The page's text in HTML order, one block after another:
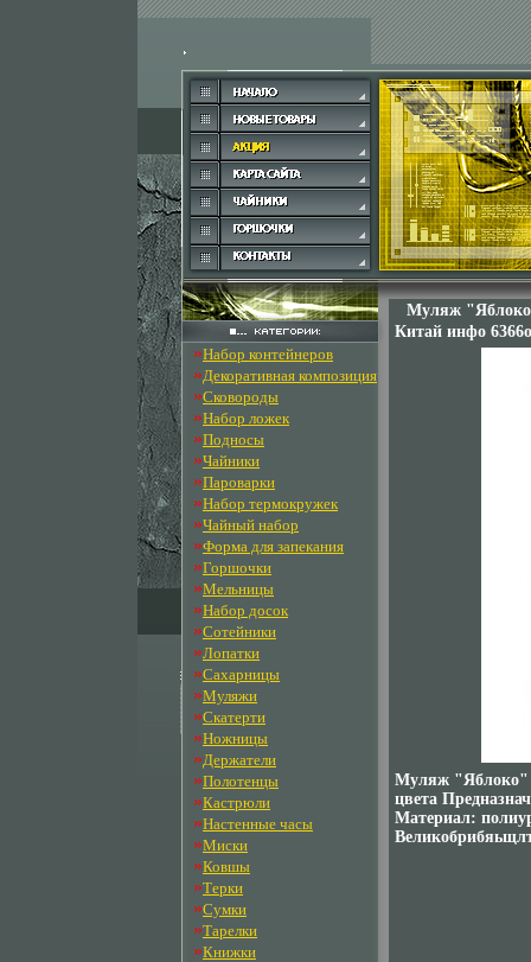
»Набор контейнеров
»Декоративная композиция
»Сковороды
»Набор ложек
»Подносы
»Чайники
»Пароварки
»Набор термокружек
»Чайный набор
»Форма для запекания
»Горшочки
»Мельницы
»Набор досок
»Сотейники
»Лопатки
»Сахарницы
»Муляжи
»Скатерти
»Ножницы
»Держатели
»Полотенцы
»Кастрюли
»Настенные часы
»Миски
»Ковшы
»Терки
»Сумки
»Тарелки
»Книжки
Муляж
Китай инфо
Муляж "Яблоко"
цвета
Материал: